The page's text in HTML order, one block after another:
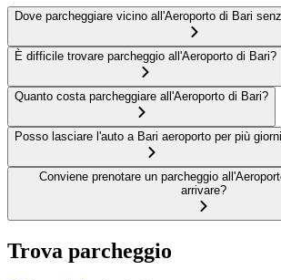
Dove parcheggiare vicino all'Aeroporto di Bari
È difficile trovare parcheggio all'Aeroporto di Bari?
Quanto costa parcheggiare all'Aeroporto di Bari?
Posso lasciare l'auto a Bari aeroporto per più
Conviene prenotare un parcheggio
arrivare?
Trova parcheggio